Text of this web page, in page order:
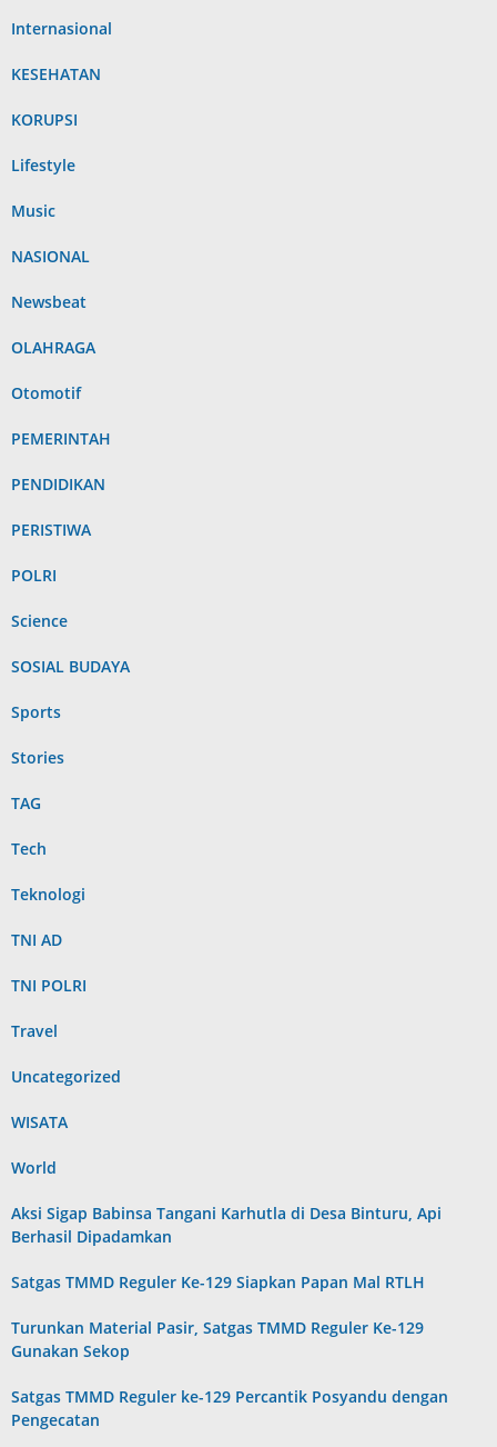
Internasional
KESEHATAN
KORUPSI
Lifestyle
Music
NASIONAL
Newsbeat
OLAHRAGA
Otomotif
PEMERINTAH
PENDIDIKAN
PERISTIWA
POLRI
Science
SOSIAL BUDAYA
Sports
Stories
TAG
Tech
Teknologi
TNI AD
TNI POLRI
Travel
Uncategorized
WISATA
World
Aksi Sigap Babinsa Tangani Karhutla di Desa Binturu, Api
Berhasil Dipadamkan
Satgas TMMD Reguler Ke-129 Siapkan Papan Mal RTLH
Turunkan Material Pasir, Satgas TMMD Reguler Ke-129
Gunakan Sekop
Satgas TMMD Reguler ke-129 Percantik Posyandu dengan
Pengecatan